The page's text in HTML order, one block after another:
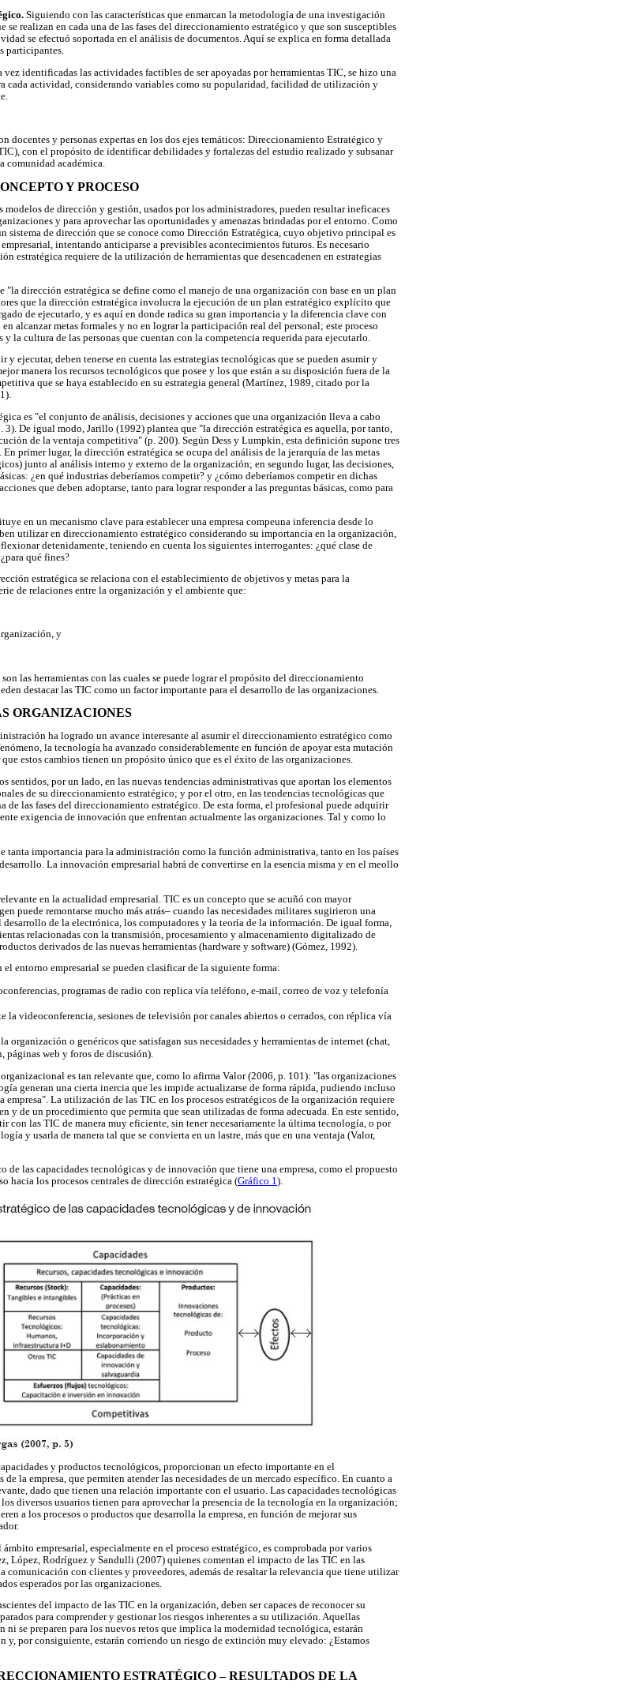
Siguiendo con las características que enmarcan la metodología de una investigación
se realizan en cada una de las fases del direccionamiento estratégico y que son susceptibles
se efectuó soportada en el análisis de documentos. Aquí se explica en forma detallada
participantes.
vez identificadas las actividades factibles de ser apoyadas por herramientas TIC, se hizo una
cada actividad, considerando variables como su popularidad, facilidad de utilización y
docentes y personas expertas en los dos ejes temáticos: Direccionamiento Estratégico y
con el propósito de identificar debilidades y fortalezas del estudio realizado y subsanar
comunidad académica.
Y PROCESO
de dirección y gestión, usados por los administradores, pueden resultar ineficaces
y para aprovechar las oportunidades y amenazas brindadas por el entorno. Como
sistema de dirección que se conoce como Dirección Estratégica, cuyo objetivo principal es
intentando anticiparse a previsibles acontecimientos futuros. Es necesario
estratégica requiere de la utilización de herramientas que desencadenen en estrategias
dirección estratégica se define como el manejo de una organización con base en un plan
que la dirección estratégica involucra la ejecución de un plan estratégico explícito que
de ejecutarlo, y es aquí en donde radica su gran importancia y la diferencia clave con
alcanzar metas formales y no en lograr la participación real del personal; este proceso
y la cultura de las personas que cuentan con la competencia requerida para ejecutarlo.
y ejecutar, deben tenerse en cuenta las estrategias tecnológicas que se pueden asumir y
manera los recursos tecnológicos que posee y los que están a su disposición fuera de la
que se haya establecido en su estrategia general (Martínez, 1989, citado por la
es "el conjunto de análisis, decisiones y acciones que una organización lleva a cabo
3). De igual modo, Jarillo (1992) plantea que "la dirección estratégica es aquella, por tanto,
de la ventaja competitiva" (p. 200). Según Dess y Lumpkin, esta definición supone tres
primer lugar, la dirección estratégica se ocupa del análisis de la jerarquía de las metas
junto al análisis interno y externo de la organización; en segundo lugar, las decisiones,
¿en qué industrias deberíamos competir? y ¿cómo deberíamos competir en dichas
que deben adoptarse, tanto para lograr responder a las preguntas básicas, como para
en un mecanismo clave para establecer una empresa compeuna inferencia desde lo
utilizar en direccionamiento estratégico considerando su importancia en la organización,
detenidamente, teniendo en cuenta los siguientes interrogantes: ¿qué clase de
qué fines?
estratégica se relaciona con el establecimiento de objetivos y metas para la
de relaciones entre la organización y el ambiente que:
y
las herramientas con las cuales se puede lograr el propósito del direccionamiento
destacar las TIC como un factor importante para el desarrollo de las organizaciones.
ORGANIZACIONES
ha logrado un avance interesante al asumir el direccionamiento estratégico como
la tecnología ha avanzado considerablemente en función de apoyar esta mutación
estos cambios tienen un propósito único que es el éxito de las organizaciones.
sentidos, por un lado, en las nuevas tendencias administrativas que aportan los elementos
de su direccionamiento estratégico; y por el otro, en las tendencias tecnológicas que
de las fases del direccionamiento estratégico. De esta forma, el profesional puede adquirir
exigencia de innovación que enfrentan actualmente las organizaciones. Tal y como lo
tanta importancia para la administración como la función administrativa, tanto en los países
La innovación empresarial habrá de convertirse en la esencia misma y en el meollo
en la actualidad empresarial. TIC es un concepto que se acuñó con mayor
puede remontarse mucho más atrás– cuando las necesidades militares sugirieron una
de la electrónica, los computadores y la teoría de la información. De igual forma,
relacionadas con la transmisión, procesamiento y almacenamiento digitalizado de
derivados de las nuevas herramientas (hardware y software) (Gómez, 1992).
entorno empresarial se pueden clasificar de la siguiente forma:
programas de radio con replica vía teléfono, e-mail, correo de voz y telefonía
la videoconferencia, sesiones de televisión por canales abiertos o cerrados, con réplica vía
organización o genéricos que satisfagan sus necesidades y herramientas de internet (chat,
web y foros de discusión).
es tan relevante que, como lo afirma Valor (2006, p. 101): "las organizaciones
generan una cierta inercia que les impide actualizarse de forma rápida, pudiendo incluso
La utilización de las TIC en los procesos estratégicos de la organización requiere
y de un procedimiento que permita que sean utilizadas de forma adecuada. En este sentido,
con las TIC de manera muy eficiente, sin tener necesariamente la última tecnología, o por
y usarla de manera tal que se convierta en un lastre, más que en una ventaja (Valor,
de las capacidades tecnológicas y de innovación que tiene una empresa, como el propuesto
hacia los procesos centrales de dirección estratégica (Gráfico 1 ).
y productos tecnológicos, proporcionan un efecto importante en el
la empresa, que permiten atender las necesidades de un mercado específico. En cuanto a
dado que tienen una relación importante con el usuario. Las capacidades tecnológicas
diversos usuarios tienen para aprovechar la presencia de la tecnología en la organización;
a los procesos o productos que desarrolla la empresa, en función de mejorar sus
empresarial, especialmente en el proceso estratégico, es comprobada por varios
López, Rodríguez y Sandulli (2007) quienes comentan el impacto de las TIC en las
comunicación con clientes y proveedores, además de resaltar la relevancia que tiene utilizar
esperados por las organizaciones.
del impacto de las TIC en la organización, deben ser capaces de reconocer su
para comprender y gestionar los riesgos inherentes a su utilización. Aquellas
se preparen para los nuevos retos que implica la modernidad tecnológica, estarán
y, por consiguiente, estarán corriendo un riesgo de extinción muy elevado: ¿Estamos
ESTRATÉGICO – RESULTADOS DE LA